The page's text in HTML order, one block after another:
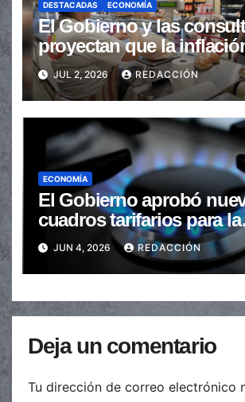
DESTACADAS ECONOMÍA
El Gobierno y las
proyectan que la
junio se ubicó debajo
JUL 2, 2026 REDACCIÓN
ECONOMÍA
El Gobierno aprobó
cuadros tarifarios para la
distribución de gas en
país
JUN 4, 2026 REDACCIÓN
Deja un comentario
Tu dirección de correo electrónico